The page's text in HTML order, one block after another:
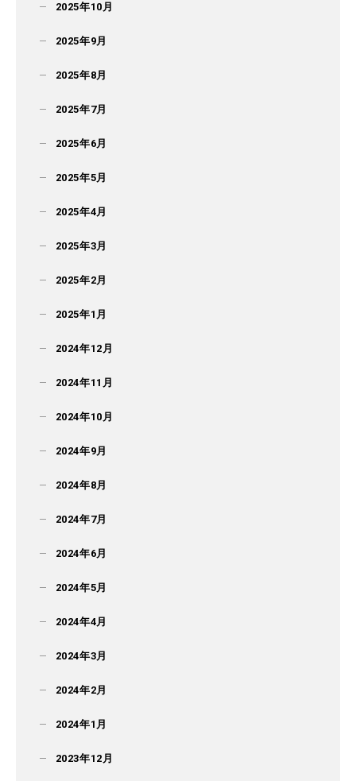
2025年10月
2025年9月
2025年8月
2025年7月
2025年6月
2025年5月
2025年4月
2025年3月
2025年2月
2025年1月
2024年12月
2024年11月
2024年10月
2024年9月
2024年8月
2024年7月
2024年6月
2024年5月
2024年4月
2024年3月
2024年2月
2024年1月
2023年12月